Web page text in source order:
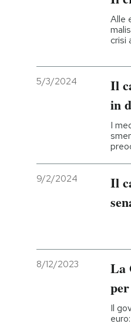
Alle
crisi
5/3/2024
Il
in
I
9/2/2024
Il
8/12/2023
La
Il